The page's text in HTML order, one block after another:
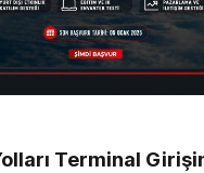
Terminal